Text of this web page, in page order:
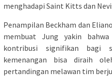
menghadapi Saint Kitts dan
Penampilan Beckham dan
membuat Jung yakin bahwa
kontribusi signifikan bagi
kemenangan bisa diraih
pertandingan melawan tim